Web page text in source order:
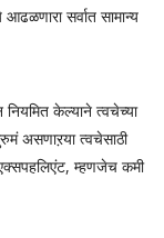
सर्वात सामान्य
केल्याने त्वचेच्या
असणाऱया त्वचेसाठी
म्हणजेच कमी